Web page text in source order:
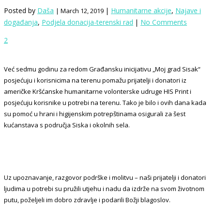
Posted by Daša | March 12, 2019 | Humanitarne akcije, Najave i
događanja, Podjela donacija-terenski rad | No Comments
2
Već sedmu godinu za redom Građansku inicijativu „Moj grad Sisak“
posjećuju i korisnicima na terenu pomažu prijatelji i donatori iz
američke Kršćanske humanitarne volonterske udruge HIS Print i
posjećuju korisnike u potrebi na terenu. Tako je bilo i ovih dana kada
su pomoć u hrani i higijenskim potrepštinama osigurali za šest
kućanstava s područja Siska i okolnih sela.
Uz upoznavanje, razgovor podrške i molitvu – naši prijatelji i donatori
ljudima u potrebi su pružili utjehu i nadu da izdrže na svom životnom
putu, poželjeli im dobro zdravlje i podarili Božji blagoslov.